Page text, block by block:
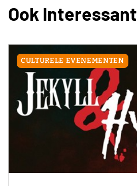
Ook Interessant
CULTURELE EVENEMENTEN